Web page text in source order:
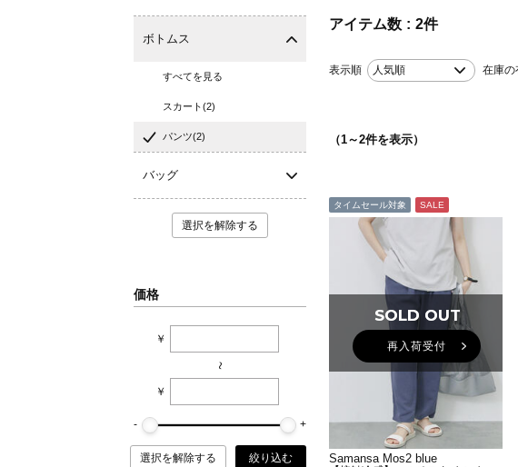
ボトムス
すべてを見る
スカート(2)
パンツ(2)
バッグ
選択を解除する
価格
￥
~
￥
選択を解除する 絞り込む
アイテム数 2件
表示順 人気順 在庫の
（1～2件を表示）
タイムセール対象 SALE
SOLD OUT
SOLD OUT
再入荷受付
Samansa Mos2 blue